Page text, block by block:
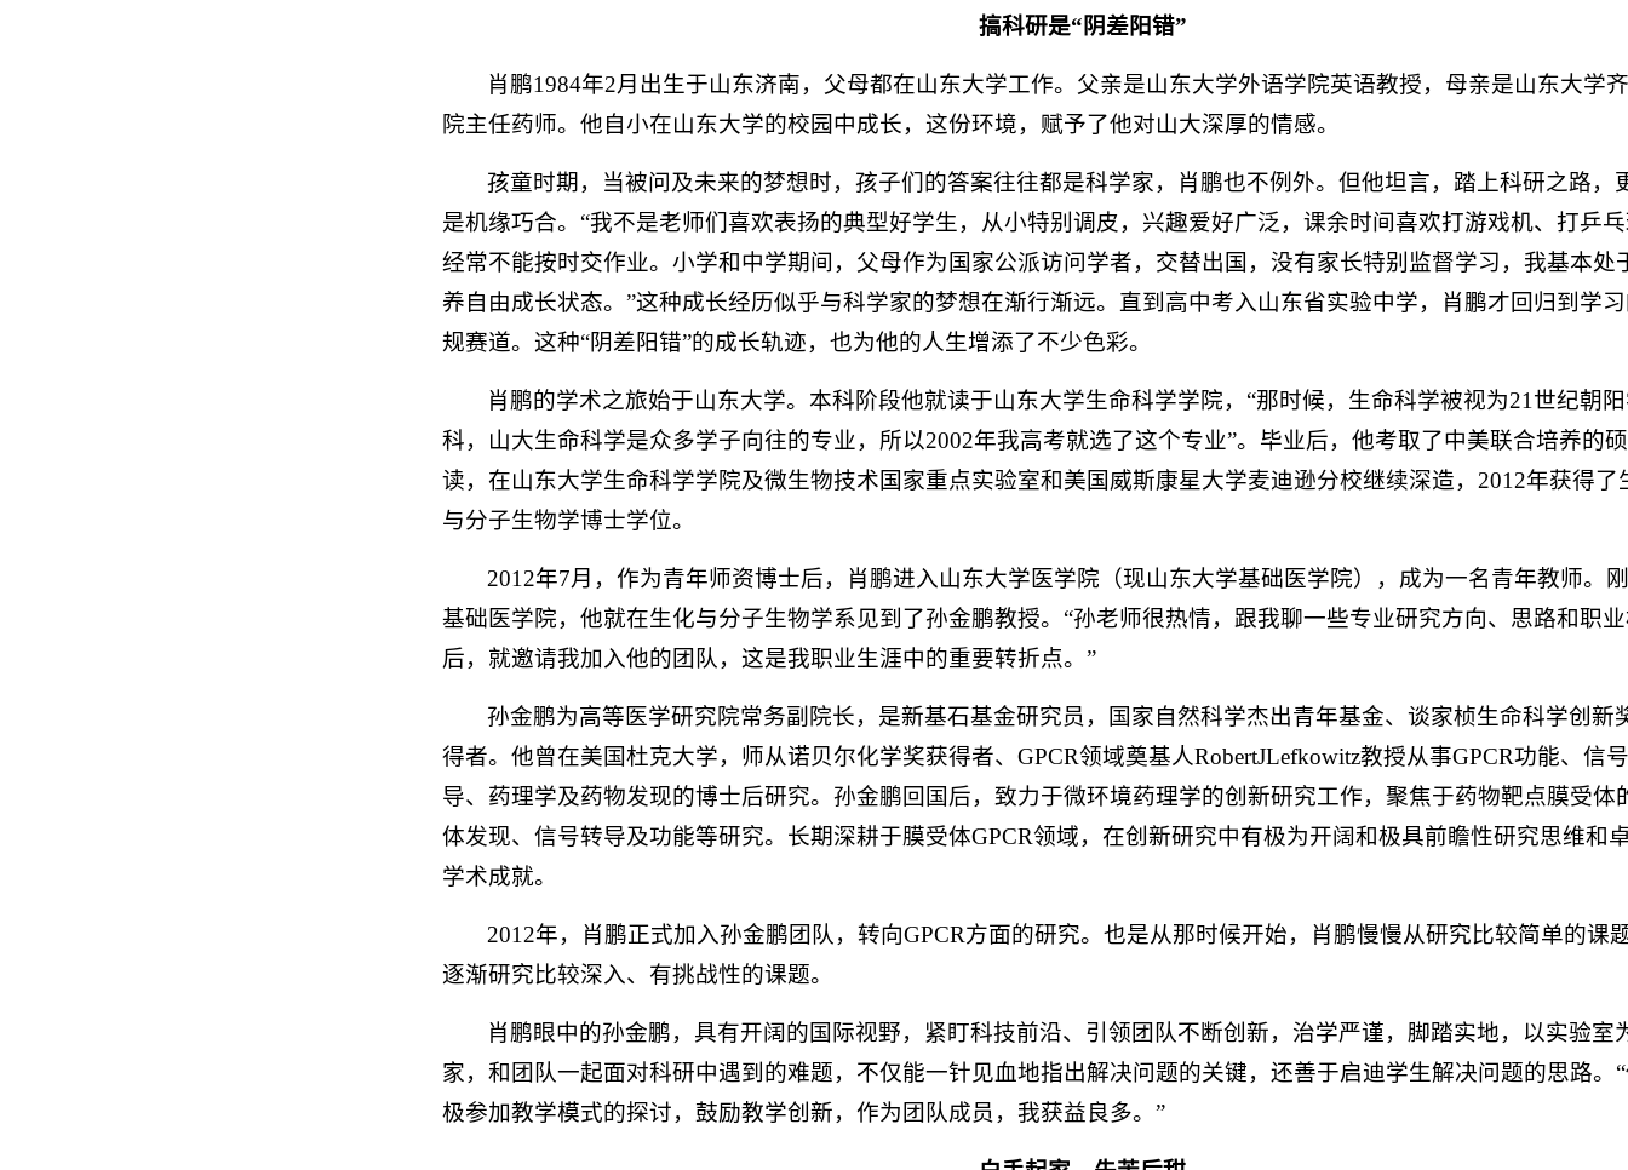
搞科研是“阴差阳错”
肖鹏1984年2月出生于山东济南，父母都在山东大学工作。父亲是山东大学外语学院英语教授，母亲是山东大学
院主任药师。他自小在山东大学的校园中成长，这份环境，赋予了他对山大深厚的情感。
孩童时期，当被问及未来的梦想时，孩子们的答案往往都是科学家，肖鹏也不例外。但他坦言，踏上科研之路，
是机缘巧合。“我不是老师们喜欢表扬的典型好学生，从小特别调皮，兴趣爱好广泛，课余时间喜欢打游戏机、打乒
经常不能按时交作业。小学和中学期间，父母作为国家公派访问学者，交替出国，没有家长特别监督学习，我基本处
养自由成长状态。”这种成长经历似乎与科学家的梦想在渐行渐远。直到高中考入山东省实验中学，肖鹏才回归到学
规赛道。这种“阴差阳错”的成长轨迹，也为他的人生增添了不少色彩。
肖鹏的学术之旅始于山东大学。本科阶段他就读于山东大学生命科学学院，“那时候，生命科学被视为21世纪朝
科，山大生命科学是众多学子向往的专业，所以2002年我高考就选了这个专业”。毕业后，他考取了中美联合培养的
读，在山东大学生命科学学院及微生物技术国家重点实验室和美国威斯康星大学麦迪逊分校继续深造，2012年获得了
与分子生物学博士学位。
2012年7月，作为青年师资博士后，肖鹏进入山东大学医学院（现山东大学基础医学院），成为一名青年教师。
基础医学院，他就在生化与分子生物学系见到了孙金鹏教授。“孙老师很热情，跟我聊一些专业研究方向、思路和职
后，就邀请我加入他的团队，这是我职业生涯中的重要转折点。”
孙金鹏为高等医学研究院常务副院长，是新基石基金研究员，国家自然科学杰出青年基金、谈家桢生命科学创新
得者。他曾在美国杜克大学，师从诺贝尔化学奖获得者、GPCR领域奠基人RobertJLefkowitz教授从事GPCR功能、信
导、药理学及药物发现的博士后研究。孙金鹏回国后，致力于微环境药理学的创新研究工作，聚焦于药物靶点膜受体
体发现、信号转导及功能等研究。长期深耕于膜受体GPCR领域，在创新研究中有极为开阔和极具前瞻性研究思维和
学术成就。
2012年，肖鹏正式加入孙金鹏团队，转向GPCR方面的研究。也是从那时候开始，肖鹏慢慢从研究比较简单的课
逐渐研究比较深入、有挑战性的课题。
肖鹏眼中的孙金鹏，具有开阔的国际视野，紧盯科技前沿、引领团队不断创新，治学严谨，脚踏实地，以实验室
家，和团队一起面对科研中遇到的难题，不仅能一针见血地指出解决问题的关键，还善于启迪学生解决问题的思路。
极参加教学模式的探讨，鼓励教学创新，作为团队成员，我获益良多。”